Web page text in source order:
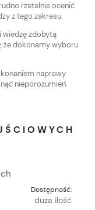
rzetelnie ocenić
z tego zakresu.
zdobytą
że dokonamy wyboru
naprawy
nieporozumień.
Dostępność:
duża ilość